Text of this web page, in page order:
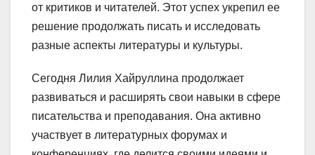
от критиков и читателей. Этот успех укрепил ее
решение продолжать писать и исследовать
разные аспекты литературы и культуры.
Сегодня Лилия Хайруллина продолжает
развиваться и расширять свои навыки в сфере
писательства и преподавания. Она активно
участвует в литературных форумах и